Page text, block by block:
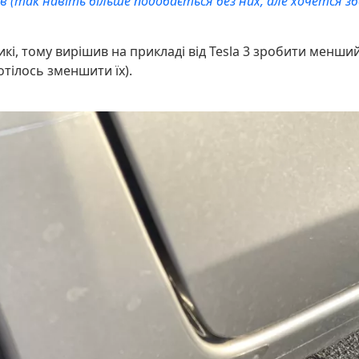
тому вирішив на прикладі від Tesla 3 зробити
зменшити їх).